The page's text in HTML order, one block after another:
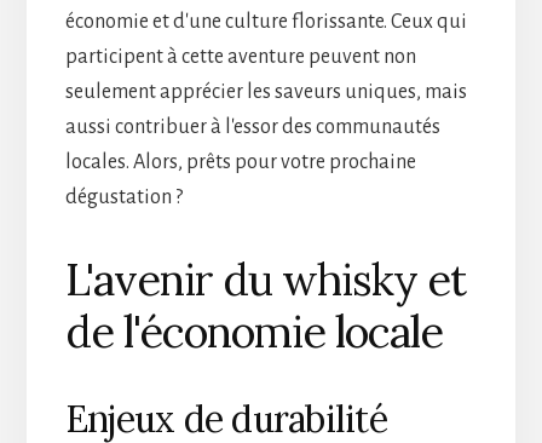
économie et d'une culture florissante. Ceux qui
participent à cette aventure peuvent non
seulement apprécier les saveurs uniques, mais
aussi contribuer à l'essor des communautés
locales. Alors, prêts pour votre prochaine
dégustation ?
L'avenir du whisky et
de l'économie locale
Enjeux de durabilité